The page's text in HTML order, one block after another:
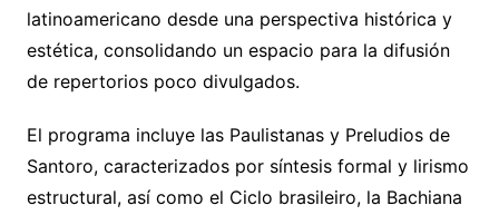
latinoamericano desde una perspectiva histórica y
estética, consolidando un espacio para la difusión
de repertorios poco divulgados.
El programa incluye las Paulistanas y Preludios de
Santoro, caracterizados por síntesis formal y lirismo
estructural, así como el Ciclo brasileiro, la Bachiana